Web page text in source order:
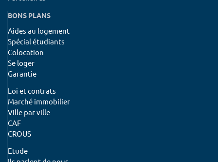
BONS PLANS
Aides au logement
Spécial étudiants
Colocation
Se loger
Garantie
Loi et contrats
Marché immobilier
Ville par ville
CAF
CROUS
Etude